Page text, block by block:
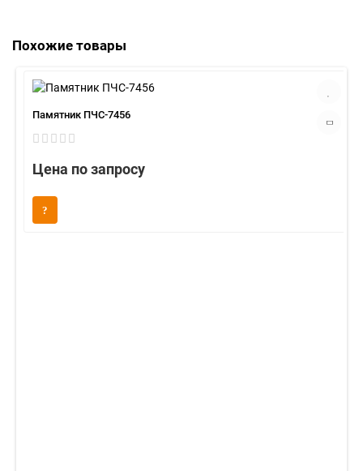
Похожие товары
Памятник ПЧС-7456
Цена по запросу